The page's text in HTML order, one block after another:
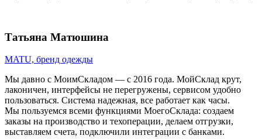
Татьяна Матюшина
MATU, бренд одежды
Мы давно с МоимСкладом — с 2016 года. МойСклад крут,
лаконичен, интерфейсы не перегружены, сервисом удобно
пользоваться. Система надежная, все работает как часы.
Мы пользуемся всеми функциями МоегоСклада: создаем
заказы на производство и техоперации, делаем отгрузки,
выставляем счета, подключили интеграции с банками.